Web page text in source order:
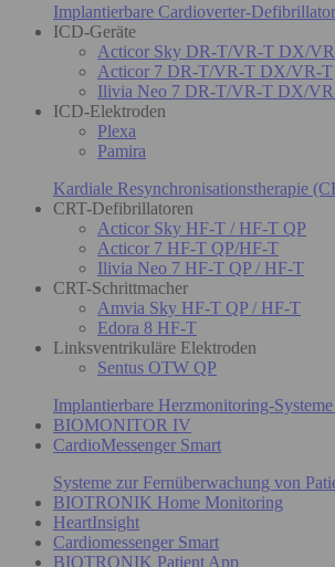
Implantierbare Cardioverter-
ICD-Geräte
Acticor Sky DR-T/VR-T DX/
Acticor 7 DR-T/VR-T DX/VR-T
Ilivia Neo 7 DR-T/VR-T DX/
ICD-Elektroden
Plexa
Pamira
Kardiale Resynchronisationstherapie
CRT-Defibrillatoren
Acticor Sky HF-T / HF-T QP
Acticor 7 HF-T QP/HF-T
Ilivia Neo 7 HF-T QP / HF-T
CRT-Schrittmacher
Amvia Sky HF-T QP / HF-T
Edora 8 HF-T
Linksventrikuläre Elektroden
Sentus OTW QP
Implantierbare Herzmonitoring-
BIOMONITOR IV
CardioMessenger Smart
Systeme zur Fernüberwachung von
BIOTRONIK Home Monitoring
HeartInsight
Cardiomessenger Smart
BIOTRONIK Patient App